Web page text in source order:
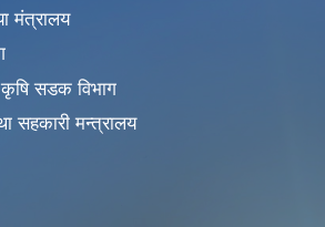
मंत्रालय
कृषि सडक विभाग
सहकारी मन्त्रालय